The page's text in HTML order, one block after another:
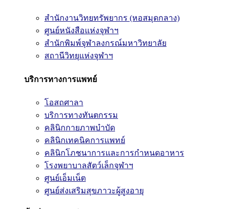
สำนักงานวิทยทรัพยากร (หอสมุดกลาง)
ศูนย์หนังสือแห่งจุฬาฯ
สำนักพิมพ์จุฬาลงกรณ์มหาวิทยาลัย
สถานีวิทยุแห่งจุฬาฯ
บริการทางการแพทย์
โอสถศาลา
บริการทางทันตกรรม
คลินิกกายภาพบำบัด
คลินิกเทคนิคการแพทย์
คลินิกโภชนาการและการกำหนดอาหาร
โรงพยาบาลสัตว์เล็กจุฬาฯ
ศูนย์เอ็มเน็ต
ศูนย์ส่งเสริมสุขภาวะผู้สูงอายุ